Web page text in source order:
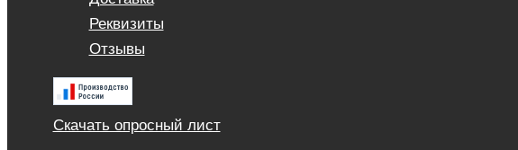
Реквизиты
Отзывы
Скачать опросный лист